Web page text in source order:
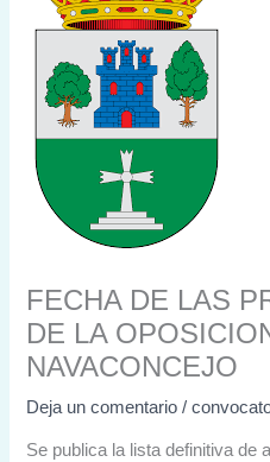
FECHA DE LAS
DE LA
NAVACONCEJO
Deja un comentario /
Se publica la lista definitiva de